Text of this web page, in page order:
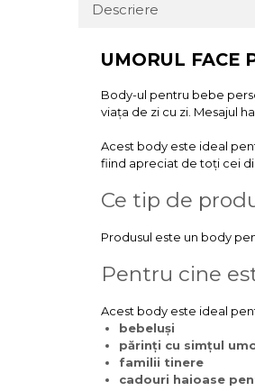
Descriere
UMORUL FACE
Body-ul pentru bebe
viața de zi cu zi. Mesajul
Acest body este ideal
fiind apreciat de toți cei
Ce tip de
Produsul este un body
Pentru cine
Acest body este ideal
bebeluși
părinți cu simțul
familii tinere
cadouri haioase